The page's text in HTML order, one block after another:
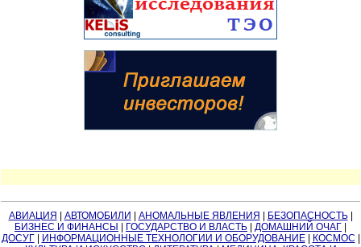
АВИАЦИЯ АВТОМОБИЛИ АНОМАЛЬНЫЕ ЯВЛЕНИЯ БЕЗОПАСНОСТЬ|
БИЗНЕС И ФИНАНСЫ
ГОСУДАРСТВО И ВЛАСТЬ ДОМАШНИЙ ОЧАГ
ДОСУГ| ИНФОРМАЦИОННЫЕ ТЕХНОЛОГИИ И ОБОРУДОВАНИЕ| КОСМОС